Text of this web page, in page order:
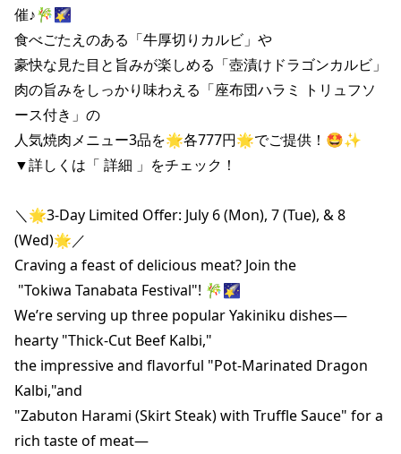
催♪🎋🌠
食べごたえのある「牛厚切りカルビ」や
豪快な見た目と旨みが楽しめる「壺漬けドラゴンカルビ」
肉の旨みをしっかり味わえる「座布団ハラミ トリュフソ
ース付き」の
人気焼肉メニュー3品を🌟各777円🌟でご提供！🤩✨
▼詳しくは「 詳細 」をチェック！
＼🌟3-Day Limited Offer: July 6 (Mon), 7 (Tue), & 8
(Wed)🌟／
Craving a feast of delicious meat? Join the
We’re serving up three popular Yakiniku dishes—
hearty "Thick-Cut Beef Kalbi,"
the impressive and flavorful "Pot-Marinated Dragon
Kalbi,"and
"Zabuton Harami (Skirt Steak) with Truffle Sauce" for a
rich taste of meat—